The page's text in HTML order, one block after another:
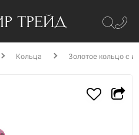
Кольца Золотое кольцо с